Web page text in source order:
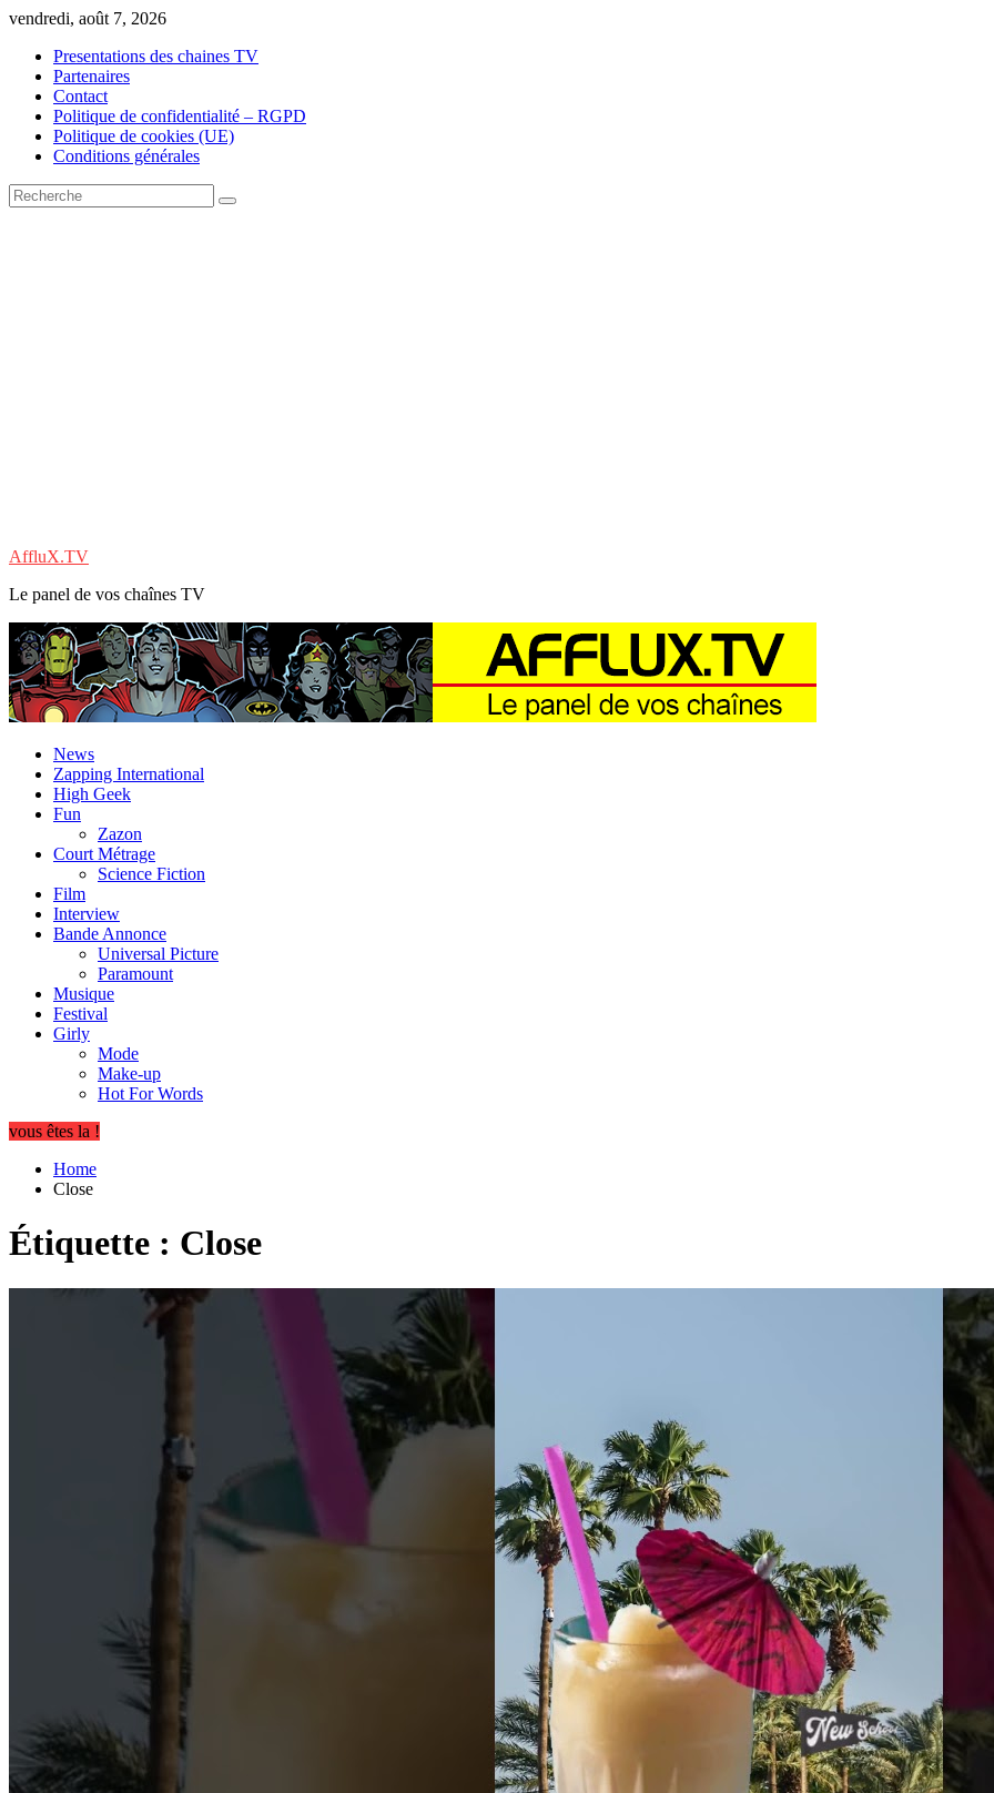
Skip
content
vendredi, août 7, 2026
Presentations des chaines TV
Partenaires
Contact
Politique de confidentialité – RGPD
Politique de cookies (UE)
Conditions générales
AffluX.TV
Le panel de vos chaînes TV
News
Zapping International
High Geek
Fun
Zazon
Court Métrage
Science Fiction
Film
Interview
Bande Annonce
Universal Picture
Paramount
Musique
Festival
Girly
Mode
Make-up
Hot For Words
vous êtes la !
Home
Close
Étiquette : Close